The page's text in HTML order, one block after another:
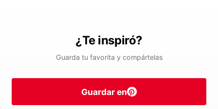
¿Te inspiró?
Guarda tu favorita y compártelas
Guardar en